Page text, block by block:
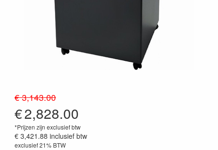
€ 3,143.00
€2,828.00
*Prijzen zijn exclusief btw
€ 3,421.88 inclusief btw
exclusief 21% BTW